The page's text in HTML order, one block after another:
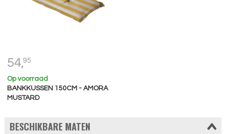
54,95
Op voorraad
BANKKUSSEN 150CM - AMORA
MUSTARD
BESCHIKBARE MATEN